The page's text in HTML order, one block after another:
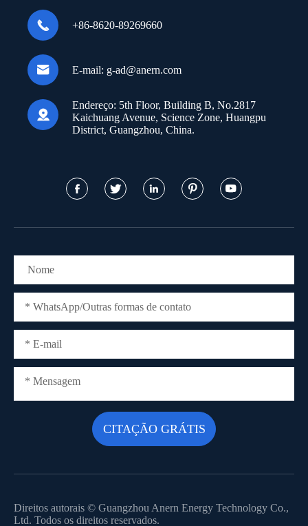
 +86-8620-89269660
 E-mail: g-ad@anern.com

Endereço: 5th Floor, Building B, No.2817
Kaichuang Avenue, Science Zone, Huangpu
District, Guangzhou, China.
    
Direitos autorais © Guangzhou Anern Energy Technology Co.,
Ltd. Todos os direitos reservados.